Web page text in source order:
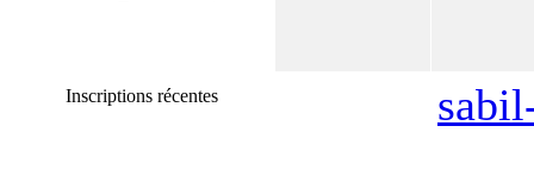
Inscriptions récentes